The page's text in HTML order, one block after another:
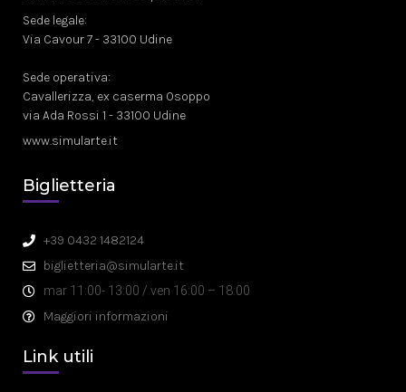
Sede legale:
Via Cavour 7 - 33100 Udine
Sede operativa:
Cavallerizza, ex caserma Osoppo
via Ada Rossi 1 - 33100 Udine
www.simularte.it
Biglietteria
+39 0432 1482124
biglietteria@simularte.it
mar 11:00- 13:00 / ven 16:00 – 18:00
Maggiori informazioni
Link utili